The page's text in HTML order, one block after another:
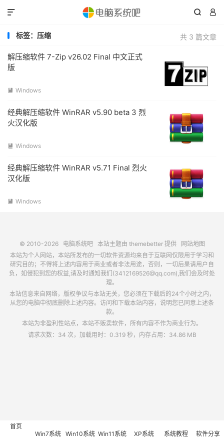
 

共 3 篇文章
标签：压缩
解压缩软件 7-Zip v26.02 Final 中文正式
版
 Windows
经典解压缩软件 WinRAR v5.90 beta 3 烈
火汉化版
 Windows
经典解压缩软件 WinRAR v5.71 Final 烈火
汉化版
 Windows
© 2010-2026 电脑系统吧本站主题由 themebetter提供
网站地图
本站为个人网站，本站所发布的一切软件资源均来自于互联网仅限用于学习和
研究目的；不得将上述内容用于商业或者非法用途，否则，一切后果请用户自
负，如侵犯到您的权益,请及时通知我们(3412169526@qq.com),我们会及时处
理。
本站信息来自网络，版权争议与本站无关，您必须在下载后的24个小时之内，
从您的电脑中彻底删除上述内容。访问和下载本站内容，说明您已同意上述条
款。
本站为非盈利性站点，本站不贩卖软件，所有内容不作为商业行为。
请求次数：34 次，加载用时：0.319 秒，内存占用：34.86 MB
首页
Win7系统 Win10系统 Win11系统 XP系统 系统教程 软件分享